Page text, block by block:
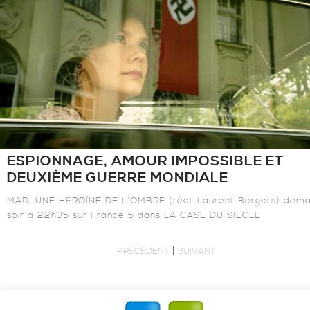
ESPIONNAGE, AMOUR IMPOSSIBLE ET
DEUXIÈME GUERRE MONDIALE
MAD, UNE HÉROÏNE DE L’OMBRE (réal. Laurent Bergers)
soir à 22h35 sur France 5 dans LA CASE DU SIECLE
PRÉCÉDENT | SUIVANT